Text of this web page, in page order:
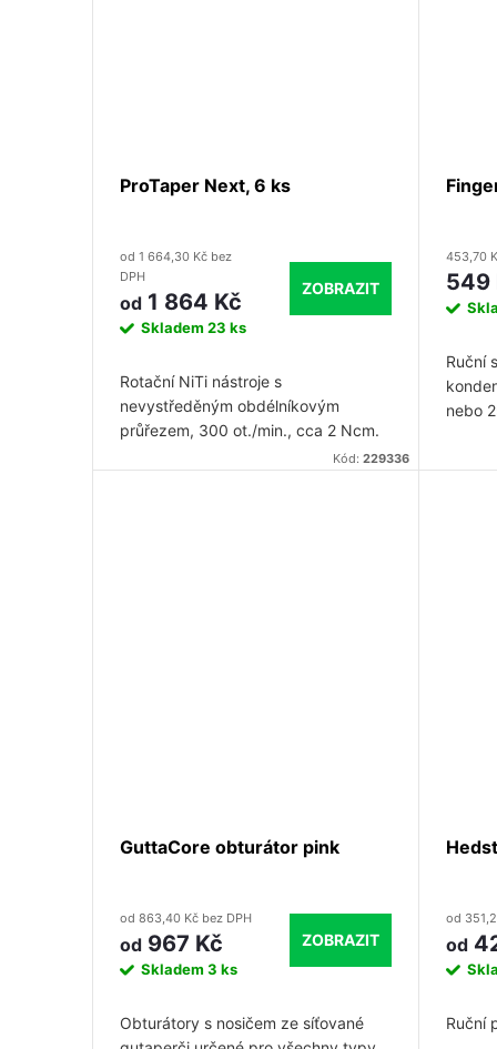
ProTaper Next, 6 ks
od 1 664,30 Kč bez
DPH
od 1 864 Kč
Skladem 23 ks
ZOBRAZIT
Rotační NiTi nástroje s
nevystředěným obdélníkovým
průřezem, 300 ot./min., cca 2 Ncm.
Kód:229336
453,70
549
Ruční
nebo
GuttaCore obturátor pink
od 863,40 Kč bez DPH
od 967 Kč
Skladem 3 ks
ZOBRAZIT
Obturátory s nosičem ze síťované
od
od
Ruční